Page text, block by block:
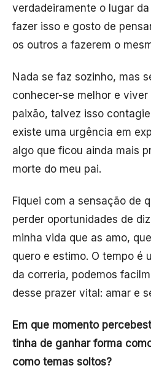
verdadeiramente o lugar
fazer isso e gosto de
os outros a fazerem o
Nada se faz sozinho, mas
conhecer-se melhor e
paixão, talvez isso
existe uma urgência em
algo que ficou ainda mais
morte do meu pai.
Fiquei com a sensação de
perder oportunidades de
minha vida que as amo,
quero e estimo. O tempo é
da correria, podemos
desse prazer vital: amar e
Em que momento
tinha de ganhar forma
como temas soltos?